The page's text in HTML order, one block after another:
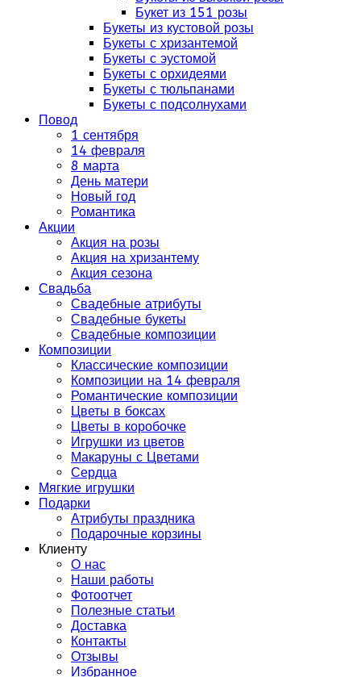
Букет из 151 розы
Букеты из кустовой розы
Букеты с хризантемой
Букеты с эустомой
Букеты с орхидеями
Букеты с тюльпанами
Букеты с подсолнухами
Повод
1 сентября
14 февраля
8 марта
День матери
Новый год
Романтика
Акции
Акция на розы
Акция на хризантему
Акция сезона
Свадьба
Свадебные атрибуты
Свадебные букеты
Свадебные композиции
Композиции
Классические композиции
Композиции на 14 февраля
Романтические композиции
Цветы в боксах
Цветы в коробочке
Игрушки из цветов
Макаруны с Цветами
Сердца
Мягкие игрушки
Подарки
Атрибуты праздника
Подарочные корзины
Клиенту
О нас
Наши работы
Фотоотчет
Полезные статьи
Доставка
Контакты
Отзывы
Избранное